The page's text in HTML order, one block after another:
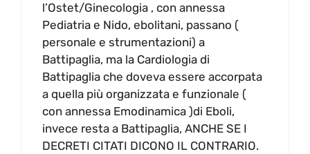
l’Ostet/Ginecologia , con annessa
Pediatria e Nido, ebolitani, passano (
personale e strumentazioni) a
Battipaglia, ma la Cardiologia di
Battipaglia che doveva essere accorpata
a quella più organizzata e funzionale (
con annessa Emodinamica )di Eboli,
invece resta a Battipaglia, ANCHE SE I
DECRETI CITATI DICONO IL CONTRARIO.